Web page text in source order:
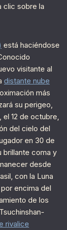
clic sobre la
está haciéndose
visitante al
distante nube
más
su perigeo,
12 de octubre,
del cielo del
en 30 de
brillante coma y
desde
con la Luna
encima del
de los
rivalice